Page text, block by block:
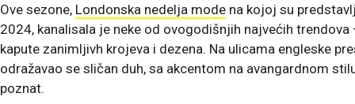
Ove sezone, Londonska nedelja mode na kojoj su
2024, kanalisala je neke od ovogodišnjih najvećih trendova
kapute zanimljivh krojeva i dezena. Na ulicama engleske
odražavao se sličan duh, sa akcentom na avangardnom
poznat.